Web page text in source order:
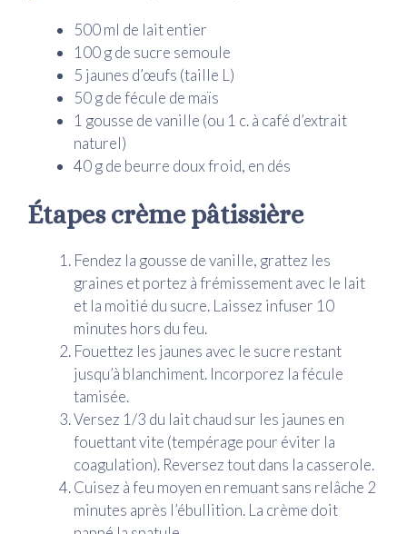
500 ml de lait entier
100 g de sucre semoule
5 jaunes d’œufs (taille L)
50 g de fécule de maïs
1 gousse de vanille (ou 1 c. à café d’extrait
naturel)
40 g de beurre doux froid, en dés
Étapes crème pâtissière
Fendez la gousse de vanille, grattez les
graines et portez à frémissement avec le lait
et la moitié du sucre. Laissez infuser 10
minutes hors du feu.
Fouettez les jaunes avec le sucre restant
jusqu’à blanchiment. Incorporez la fécule
tamisée.
Versez 1/3 du lait chaud sur les jaunes en
fouettant vite (tempérage pour éviter la
coagulation). Reversez tout dans la casserole.
Cuisez à feu moyen en remuant sans relâche 2
minutes après l’ébullition. La crème doit